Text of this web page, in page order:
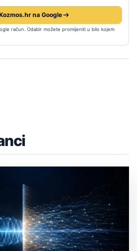
na Google
račun. Odabir možete promijeniti u bilo kojem